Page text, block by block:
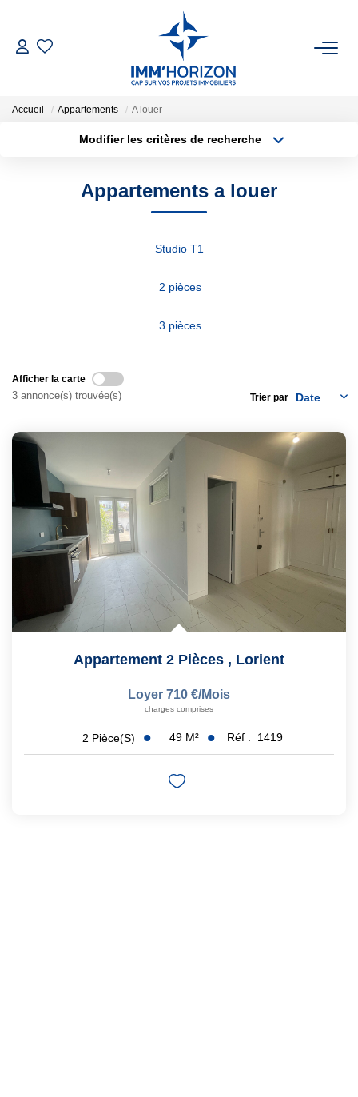
ACHETER
FAIRE GÉRER
Nos Actualités
CONTACT
Accueil Appartements A louer
Modifier les critères de recherche
Type de bienAppartements a louer
Studio T1
2 pièces
3 pièces
Afficher la carte
3 annonce(s) trouvée(s) Trier par
Appartement 2 Pièces , Lorient
Loyer 710 €/mois
charges comprises
2 Pièce(s) 49 M² Réf : 1419